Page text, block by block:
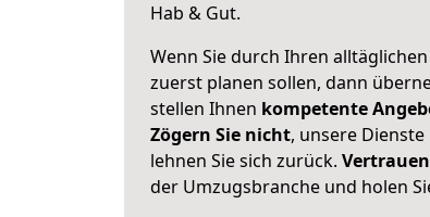
Hab & Gut.
Wenn Sie durch Ihren
zuerst planen sollen, dann
stellen Ihnen kompetente
Zögern Sie nicht, unsere
lehnen Sie sich zurück.
der Umzugsbranche und holen